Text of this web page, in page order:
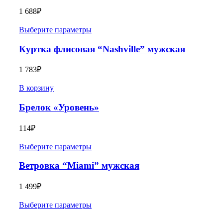
1 688₽
Выберите параметры
Куртка флисовая “Nashville” мужская
1 783₽
В корзину
Брелок «Уровень»
114₽
Выберите параметры
Ветровка “Miami” мужская
1 499₽
Выберите параметры